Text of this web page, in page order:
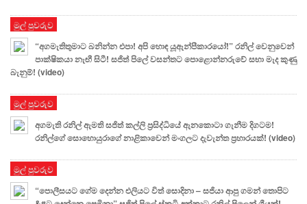
මුල් පුවරුව
“අගමැතිතුමාට බනින්න එපා! අපි හොඳ යූඇන්පීකාරයෝ!” රනිල් වෙනුවෙන්
පාක්ෂිකයා නැඟී සිටී! සජිත් පිලේ වසන්තට පොළොන්නරුවේ සභා මැද කුණු
බැනුම්! (video)
මුල් පුවරුව
අගමැති රනිල් ඇමති සජිත් කල්ලි ප්‍රසිද්ධියේ ඇනකොටා ගැනීම දිගටම!
රනිල්ගේ සොහොයුරාගේ නාළිකාවෙන් මංගලට දැවැන්ත ප්‍රහාරයක්! (video)
මුල් පුවරුව
“පොලීසයට ගේම දෙන්න එලියට විත් සොදිනා – සජියා ආපු ගමන් තොපිට